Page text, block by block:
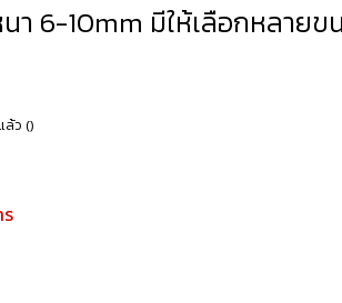
า 6-10mm มีให้เลือกหลาย
ล้ว ()